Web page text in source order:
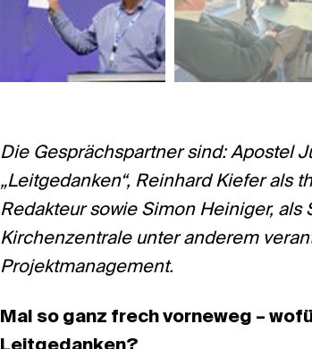
Die Gesprächspartner sind: Apostel
„Leitgedanken“, Reinhard Kiefer als
Redakteur sowie Simon Heiniger,
Kirchenzentrale unter anderem
Projektmanagement.
Mal so ganz frech vorneweg –